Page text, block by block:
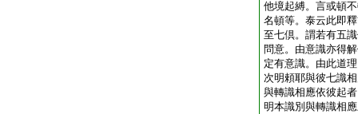
他境起縛。言或頓
名頓等。泰云此即
至七倶。謂若有五
問意。由意識亦得
定有意識。由此道
次明頼耶與彼七識
與轉識相應依彼起
明本識別與轉識相